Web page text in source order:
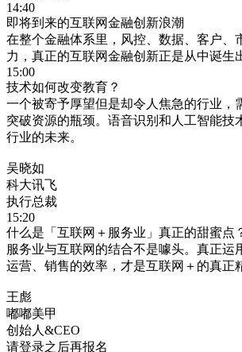
14:40
即将到来的互联网金融创新浪潮
在整个金融体系里，风控、数据、客户、
力，真正的互联网金融创新正是从中诞生
15:00
技术如何改变教育？
一个被寄予厚望但是却令人焦急的行业，
突破资源的瓶颈。语音识别和人工智能技
行业的未来。
吴晓如
科大讯飞
执行总裁
15:20
什么是「互联网＋服务业」真正的甜蜜点
服务业与互联网的结合不是噱头。真正运
运营、销售的效率，才是互联网＋的真正
王彪
嘟嘟美甲
创始人&CEO
请登录之后再报名